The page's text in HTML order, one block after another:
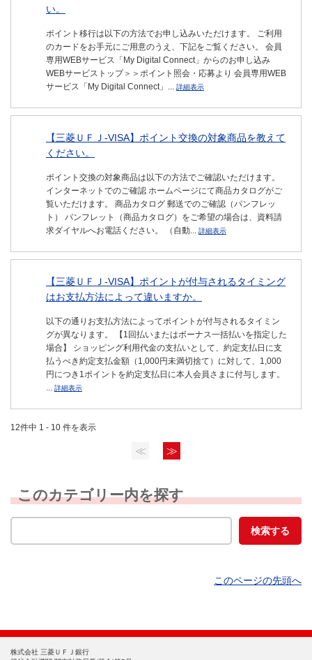
い。
ポイント移行は以下の方法でお申し込みいただけます。 ご利用
のカードをお手元にご用意のうえ、下記をご覧ください。 会員
専用WEBサービス「My Digital Connect」からのお申し込み
WEBサービストップ＞＞ポイント照会・応募より 会員専用WEB
サービス「My Digital Connect」... 詳細表示
【三菱ＵＦＪ-VISA】ポイント交換の対象商品を教えて
ください。
ポイント交換の対象商品は以下の方法でご確認いただけます。
インターネットでのご確認 ホームページにて商品カタログがご
覧いただけます。 商品カタログ 郵送でのご確認（パンフレッ
ト） パンフレット（商品カタログ）をご希望の場合は、資料請
求ダイヤルへお電話ください。 （自動... 詳細表示
【三菱ＵＦＪ-VISA】ポイントが付与されるタイミング
はお支払方法によって違いますか。
以下の通りお支払方法によってポイントが付与されるタイミン
グが異なります。 【1回払いまたはボーナス一括払いを指定した
場合】 ショッピング利用代金の支払いとして、約定支払日に支
払うべき約定支払金額（1,000円未満切捨て）に対して、1,000
円につき1ポイントを約定支払日に本人会員さまに付与します。
... 詳細表示
12件中 1 - 10 件を表示
≪ ≫
このカテゴリー内を探す
このページの先頭へ
株式会社 三菱ＵＦＪ銀行